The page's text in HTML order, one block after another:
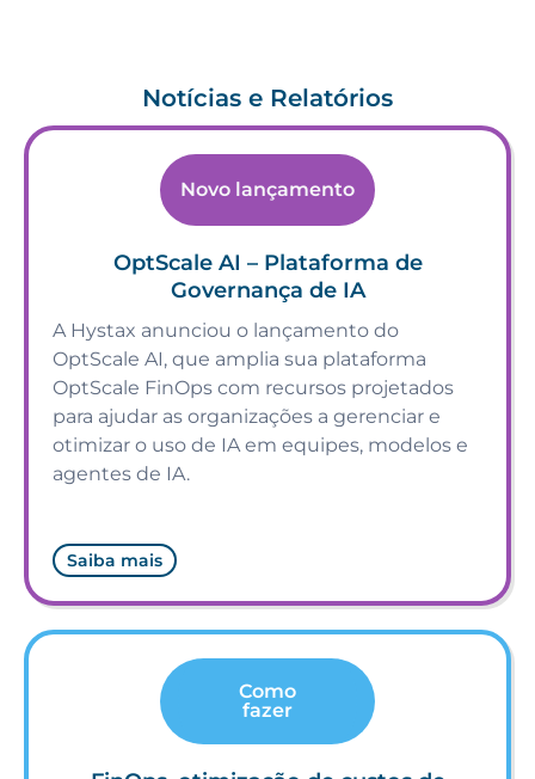
Notícias e Relatórios
Novo lançamento
OptScale AI – Plataforma de
Governança de IA
A Hystax anunciou o lançamento do
OptScale AI, que amplia sua plataforma
OptScale FinOps com recursos projetados
para ajudar as organizações a gerenciar e
otimizar o uso de IA em equipes, modelos e
agentes de IA.
Saiba mais
Como
fazer